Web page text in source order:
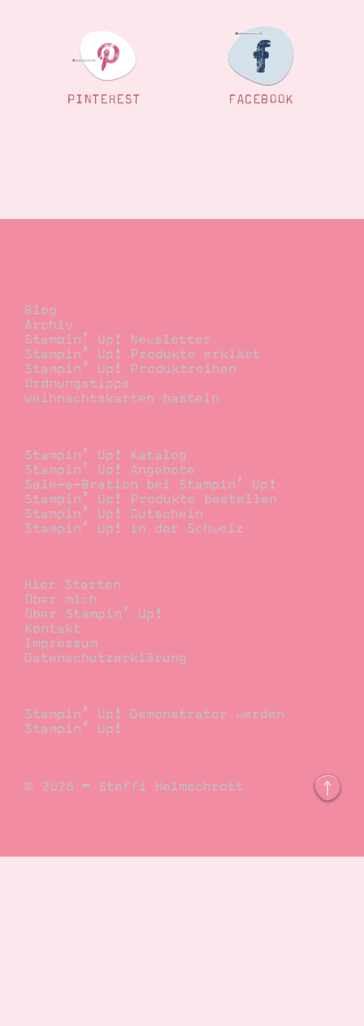
PINTEREST FACEBOOK
Blog
Archiv
Stampin’ Up! Newsletter
Stampin’ Up! Produkte erklärt
Stampin’ Up! Produktreihen
Ordnungstipps
Weihnachtskarten basteln
Stampin’ Up! Katalog
Stampin’ Up! Angebote
Sale-a-Bration bei Stampin’ Up!
Stampin’ Up! Produkte bestellen
Stampin’ Up! Gutschein
Stampin’ Up! in der Schweiz
Hier Starten
Über mich
Über Stampin’ Up!
Kontakt
Impressum
Datenschutzerklärung
Stampin’ Up! Demonstrator werden
Stampin’ Up!
© 2026 – Steffi Helmschrott